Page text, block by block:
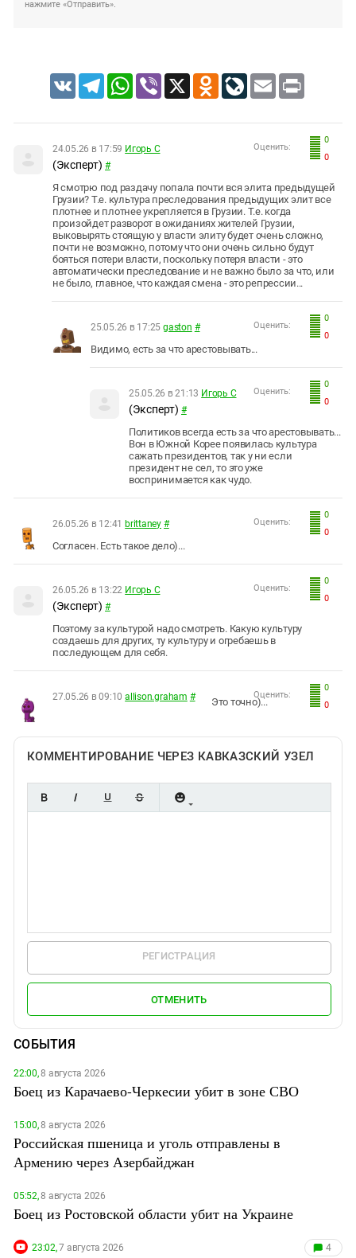
нажмите «Отправить».
VK TelegramWhatsApp
Viber X Odnoklassniki
LiveJournal
Email Print
0
0
Оценить:
24.05.26 в 17:59 Игорь С
(Эксперт) #
Я смотрю под раздачу попала почти вся элита предыдущей
Грузии? Т.е. культура преследования предыдущих элит все
плотнее и плотнее укрепляется в Грузии. Т.е. когда
произойдет разворот в ожиданиях жителей Грузии,
выковырять стоящую у власти элиту будет очень сложно,
почти не возможно, потому что они очень сильно будут
бояться потери власти, поскольку потеря власти - это
автоматически преследование и не важно было за что, или
не было, главное, что каждая смена - это репрессии...
0
0
Оценить:
25.05.26 в 17:25 gaston #
Видимо, есть за что арестовывать...
0
0
Оценить:
25.05.26 в 21:13 Игорь С
(Эксперт) #
Политиков всегда есть за что арестовывать...
Вон в Южной Корее появилась культура
сажать президентов, так у ни если
президент не сел, то это уже
воспринимается как чудо.
0
0
Оценить:
26.05.26 в 12:41 brittaney #
Согласен. Есть такое дело)...
0
0
Оценить:
26.05.26 в 13:22 Игорь С
(Эксперт) #
Поэтому за культурой надо смотреть. Какую культуру
создаешь для других, ту культуру и огребаешь в
последующем для себя.
0
0
Оценить:
27.05.26 в 09:10 allison.graham # Это точно)...
КОММЕНТИРОВАНИЕ ЧЕРЕЗ КАВКАЗСКИЙ УЗЕЛ
РЕГИСТРАЦИЯ
ОТМЕНИТЬ
СОБЫТИЯ
22:00,8 августа 2026
Боец из Карачаево-Черкесии убит в зоне СВО
15:00,8 августа 2026
Российская пшеница и уголь отправлены в
Армению через Азербайджан
05:52,8 августа 2026
Боец из Ростовской области убит на Украине
23:02,7 августа 2026 4